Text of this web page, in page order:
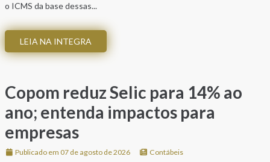
o ICMS da base dessas...
LEIA NA INTEGRA
Copom reduz Selic para 14% ao
ano; entenda impactos para
empresas
Publicado em 07 de agosto de 2026 Contábeis